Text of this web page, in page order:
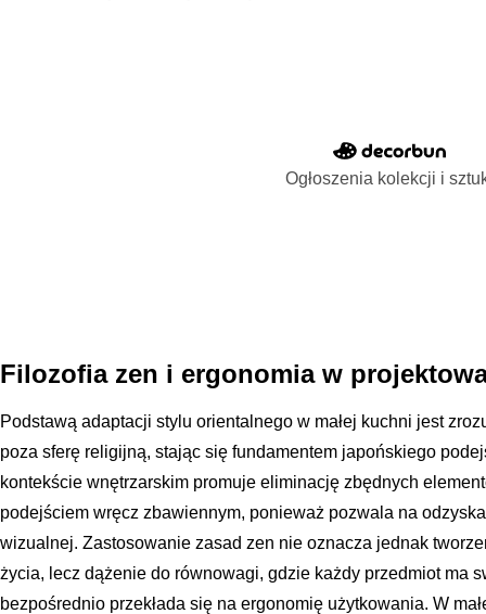
Ogłoszenia kolekcji i
Filozofia zen i ergonomia w
Podstawą adaptacji stylu orientalnego w małej kuchni jest
poza sferę religijną, stając się fundamentem japońskiego
kontekście wnętrzarskim promuje eliminację zbędnych
podejściem wręcz zbawiennym, ponieważ pozwala na
wizualnej. Zastosowanie zasad zen nie oznacza jednak
życia, lecz dążenie do równowagi, gdzie każdy przedmiot ma
bezpośrednio przekłada się na ergonomię użytkowania. W